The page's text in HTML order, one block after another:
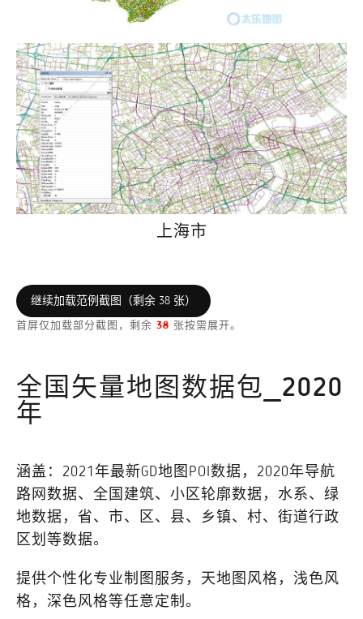
上海市
继续加载范例截图（剩余 38 张）
首屏仅加载部分截图，剩余38 张按需展开。
全国矢量地图数据包_2020
年
涵盖：2021年最新GD地图POI数据，2020年导航
路网数据、全国建筑、小区轮廓数据，水系、绿
地数据，省、市、区、县、乡镇、村、街道行政
区划等数据。
提供个性化专业制图服务，天地图风格，浅色风
格，深色风格等任意定制。